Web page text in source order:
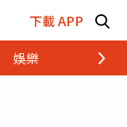
下載 APP
娛樂 財經